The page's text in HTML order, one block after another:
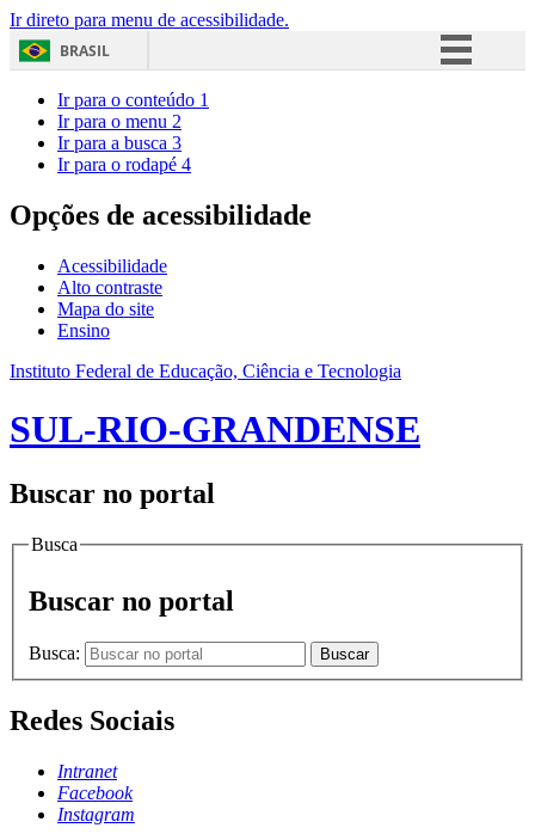
Ir direto para menu de acessibilidade.
BRASIL
Acesso à informação
Ir para o conteúdo 1
Ir para o menu 2
Ir para a busca 3
Ir para o rodapé 4
Opções de acessibilidade
Acessibilidade
Alto contraste
Mapa do site
Ensino
Instituto Federal de Educação, Ciência e Tecnologia
SUL-RIO-GRANDENSE
Buscar no portal
Busca
Buscar no portal
Busca: Buscar
Redes Sociais
Intranet
Facebook
Instagram